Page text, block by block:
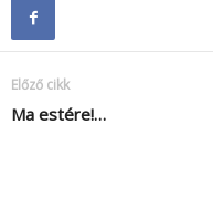
Előző cikk
Ma estére!…